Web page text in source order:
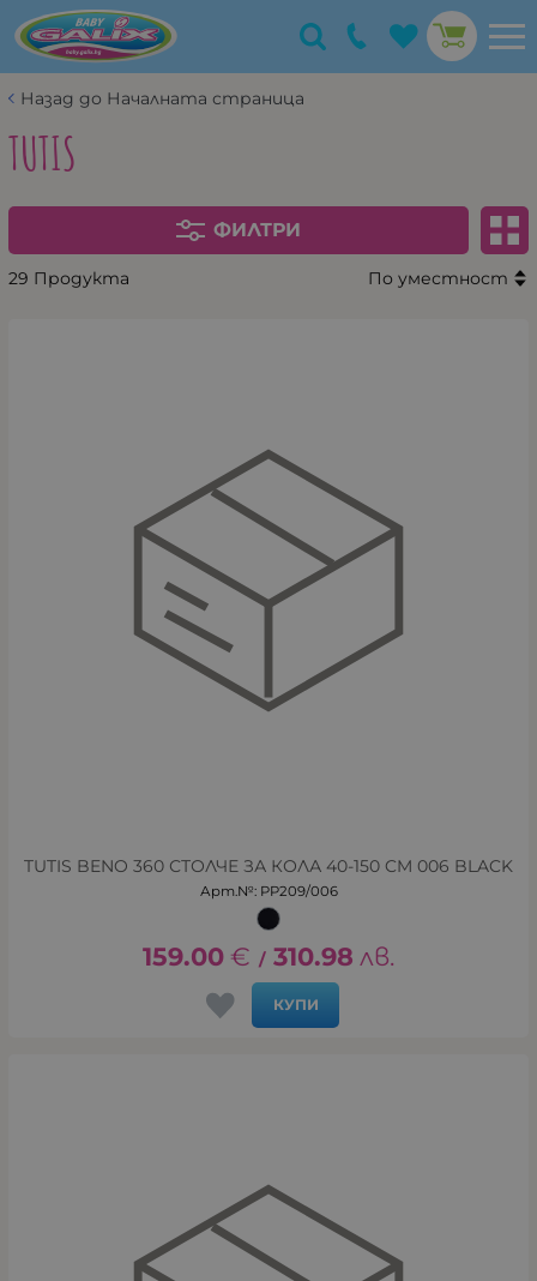
Назад до Началната страница
TUTIS
ФИЛТРИ
29 Продукта По уместност
TUTIS BENO 360 СТОЛЧЕ ЗА КОЛА 40-150 CM 006 BLACK
Арт.№: PP209/006
159.00 € / 310.98 лв.
КУПИ